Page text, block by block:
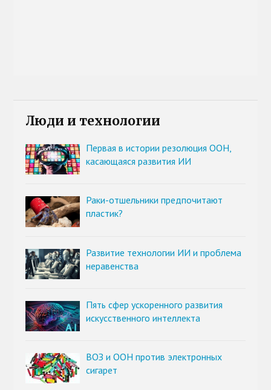
Люди и технологии
Первая в истории резолюция ООН,
касающаяся развития ИИ
Раки-отшельники предпочитают
пластик?
Развитие технологии ИИ и проблема
неравенства
Пять сфер ускоренного развития
искусственного интеллекта
ВОЗ и ООН против электронных
сигарет